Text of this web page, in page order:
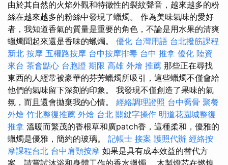
由於其自​​然的火焰外觀和特徵性的裂紋聲音，越來越多的粉
絲在越來越多的粉絲中發現了蠟燭。 作為美味氣味的愛好
者，我知道香氣的質量是重要的角色，不論是用水果的清爽
蠟燭聞起來還是香味的蠟燭。 優化 台灣用語 台北撥筋課程
新北 按摩 五權路按摩 台中按摩排毒 台中 推拿 優化 陸資
來台 茶會點心 台胞證 期限 高雄 外燴 推薦 那些正在尋找
東西的人經常被豪華的芬芳蠟燭所吸引，這些蠟燭不僅會給
他們的氣味留下深刻的印象。 我發現不僅創造了果味的氣
氛，而且還會拋棄我的心情。 經絡調理證照 台中喬骨 聚餐
外燴 竹北整復推薦 外燴 台北 關鍵字操作 明道花園城整復
推拿 溫暖而繁茂的香根草和廣patch香，這種柔和，優雅的
蠟燭是優雅，簡約的玻璃。 記帳士 接案 護照代辦 經絡按
摩課程台北 台中肩頸按摩 如果是具有成本效益的替代方
案，請嘗試沐浴和身體工作的香水蠟燭。 木製燈芯在燃燒